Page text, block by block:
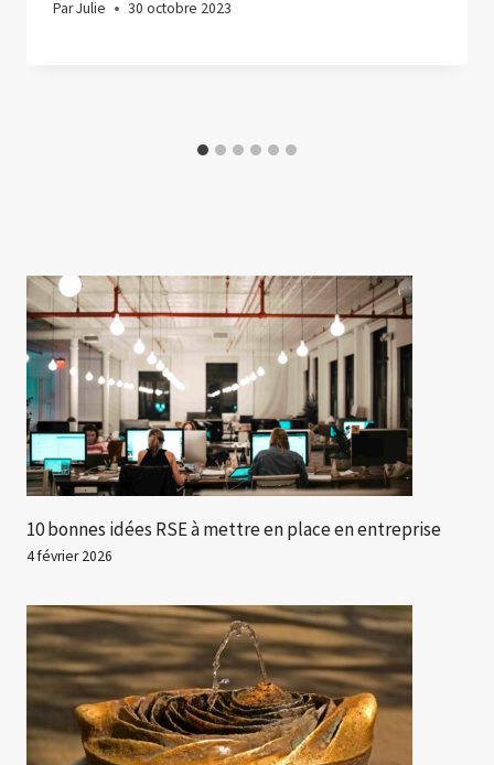
ParJulie 30 octobre 2023
10 bonnes idées RSE à mettre en place en entreprise
4 février 2026